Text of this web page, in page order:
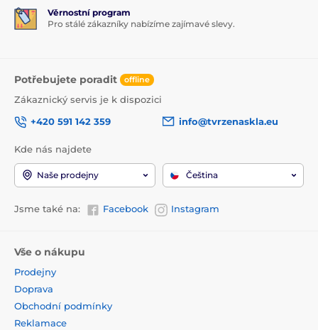
Věrnostní program
Pro stálé zákazníky nabízíme zajímavé slevy.
Potřebujete poradit offline
Zákaznický servis je k dispozici
+420 591 142 359
info@tvrzenaskla.eu
Kde nás najdete
Naše prodejny Čeština
Jsme také na: Facebook Instagram
Vše o nákupu
Prodejny
Doprava
Obchodní podmínky
Reklamace